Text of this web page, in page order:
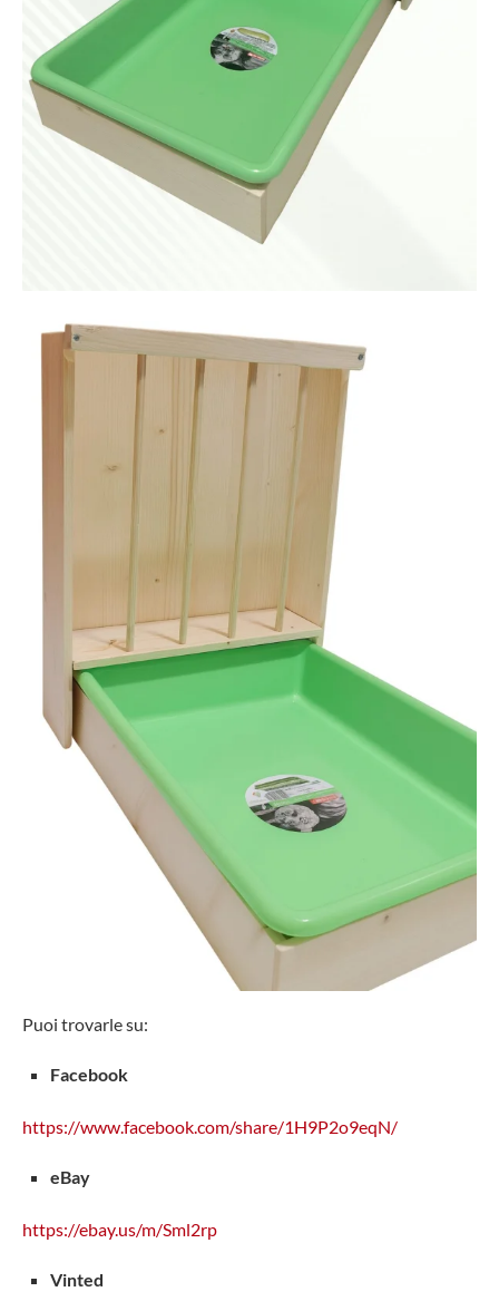
Puoi trovarle su:
Facebook
https://www.facebook.com/share/1H9P2o9eqN/
eBay
https://ebay.us/m/Sml2rp
Vinted